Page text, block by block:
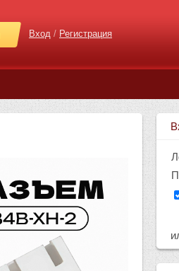
Вход / Регистрация